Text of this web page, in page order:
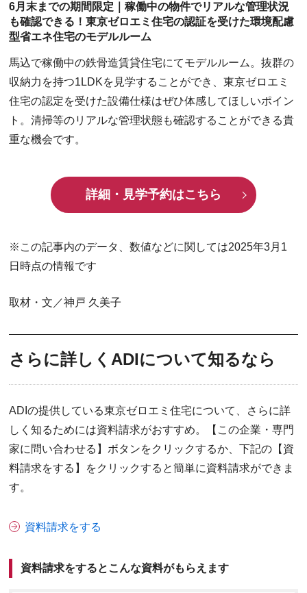
6月末までの期間限定｜稼働中の物件でリアルな管理状況
も確認できる！東京ゼロエミ住宅の認証を受けた環境配慮
型省エネ住宅のモデルルーム
馬込で稼働中の鉄骨造賃貸住宅にてモデルルーム。抜群の
収納力を持つ1LDKを見学することができ、東京ゼロエミ
住宅の認定を受けた設備仕様はぜひ体感してほしいポイン
ト。清掃等のリアルな管理状態も確認することができる貴
重な機会です。
詳細・見学予約はこちら
※この記事内のデータ、数値などに関しては2025年3月1
日時点の情報です
取材・文／神戸 久美子
さらに詳しくADIについて知るなら
ADIの提供している東京ゼロエミ住宅について、さらに詳
しく知るためには資料請求がおすすめ。【この企業・専門
家に問い合わせる】ボタンをクリックするか、下記の【資
料請求をする】をクリックすると簡単に資料請求ができま
す。
資料請求をする
資料請求をするとこんな資料がもらえます